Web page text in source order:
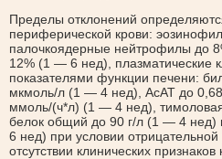
Пределы отклонений
периферической крови:
палочкоядерные нейтрофилы до
12% (1 — 6 нед), плазматические
показателями функции печени:
мкмоль/л (1 — 4 нед), АсАТ до
ммоль/(ч*л) (1 — 4 нед),
белок общий до 90 г/л (1 — 4 нед)
6 нед) при условии
отсутствии клинических